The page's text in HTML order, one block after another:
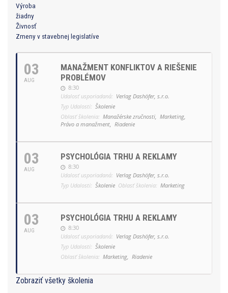
Výroba
žiadny
Živnosť
Zmeny v stavebnej legislatíve
03
AUG
MANAŽMENT KONFLIKTOV A RIEŠENIE
PROBLÉMOV
8:30
Udalosť usporiadaná: Verlag Dashöfer, s.r.o.
Typ Udalosti: Školenie
Oblasť školenia: Manažérske zručnosti, Marketing,
Právo a manažment, Riadenie
03
AUG
PSYCHOLÓGIA TRHU A REKLAMY
8:30
Udalosť usporiadaná: Verlag Dashöfer, s.r.o.
Typ Udalosti: Školenie Oblasť školenia: Marketing
03
AUG
PSYCHOLÓGIA TRHU A REKLAMY
8:30
Udalosť usporiadaná: Verlag Dashöfer, s.r.o.
Typ Udalosti: Školenie
Oblasť školenia: Marketing, Riadenie
Zobraziť všetky školenia